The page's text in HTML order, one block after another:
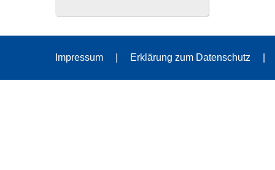
Impressum Erklärung zum Datenschutz